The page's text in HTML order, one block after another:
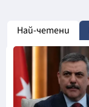
Най-четени